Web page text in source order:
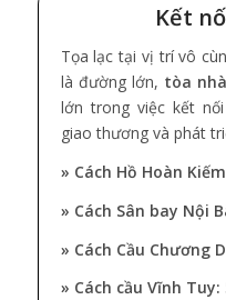
Kết
Tọa lạc tại vị trí vô
là đường lớn, tòa
lớn trong việc kết
giao thương và phát
» Cách Hồ Hoàn Kiếm
» Cách Sân bay Nội
» Cách Cầu Chương
» Cách cầu Vĩnh Tuy: